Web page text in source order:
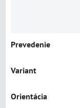
Prevedenie
Variant
Orientácia